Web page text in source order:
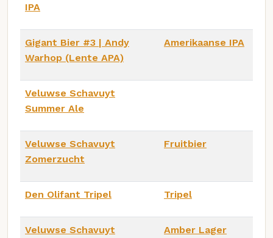
IPA
Gigant Bier #3 | Andy
Warhop (Lente APA)
Amerikaanse IPA
Veluwse Schavuyt
Summer Ale
Veluwse Schavuyt
Zomerzucht
Fruitbier
Den Olifant Tripel Tripel
Veluwse Schavuyt
Amber Lager